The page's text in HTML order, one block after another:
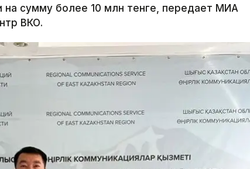
на сумму более 10 млн тенге, передает МИА
ВКО.